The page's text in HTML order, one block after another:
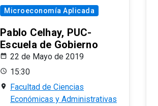
Microeconomía Aplicada
Pablo Celhay, PUC-
Escuela de Gobierno
22 de Mayo de 2019
15:30
Facultad de Ciencias
Económicas y Administrativas